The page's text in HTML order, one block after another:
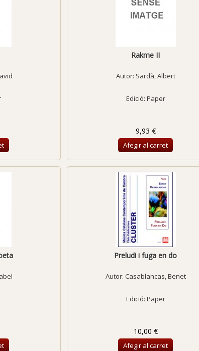
Rakme II
Autor: Sardà, Albert
Edició: Paper
9,93 €
Afegir al carret
Preludi i fuga en do
Autor: Casablancas, Benet
Edició: Paper
10,00 €
Afegir al carret